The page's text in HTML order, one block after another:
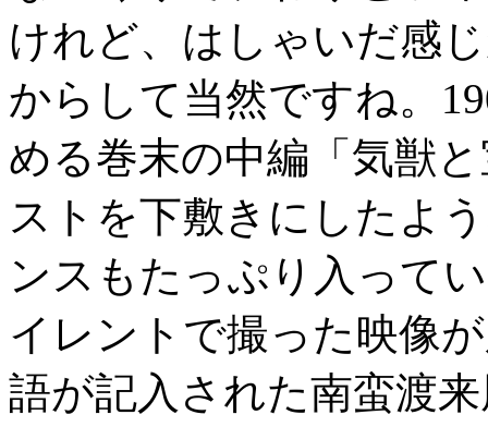
けれど、はしゃいだ感
からして当然ですね。
める巻末の中編「気獣
ストを下敷きにしたよ
ンスもたっぷり入って
イレントで撮った映像
語が記入された南蛮渡